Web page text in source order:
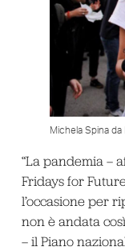
Michela Spina da
“La pandemia –
Fridays for
l’occasione per
non è andata
– il Piano